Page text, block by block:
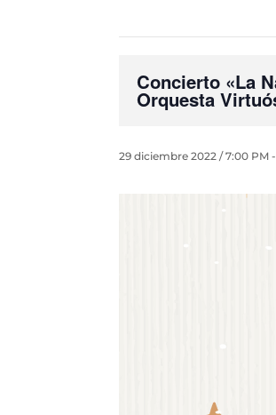
Concierto «La
Orquesta
29 diciembre 2022 / 7:00 PM